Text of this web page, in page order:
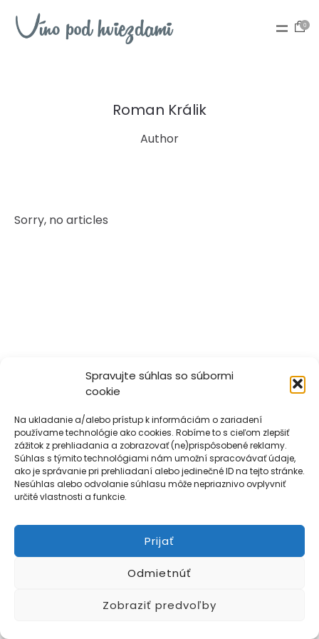
Spravujte súhlas so súbormi
cookie
Na ukladanie a/alebo prístup k informáciám o zariadení
používame technológie ako cookies. Robíme to s cieľom zlepšiť
zážitok z prehliadania a zobrazovať (ne)prispôsobené reklamy.
Súhlas s týmito technológiami nám umožní spracovávať údaje,
ako je správanie pri prehliadaní alebo jedinečné ID na tejto stránke.
Nesúhlas alebo odvolanie súhlasu môže nepriaznivo ovplyvniť
určité vlastnosti a funkcie.
Prijať
Odmietnúť
Zobraziť predvoľby
0
Roman Králik
Author
Sorry, no articles
Všeobecné obchodné podmienky
Ochrana osobných údajovReklamačný poriadok